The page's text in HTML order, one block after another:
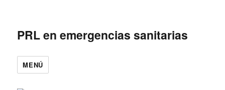
PRL en emergencias sanitarias
MENÚ